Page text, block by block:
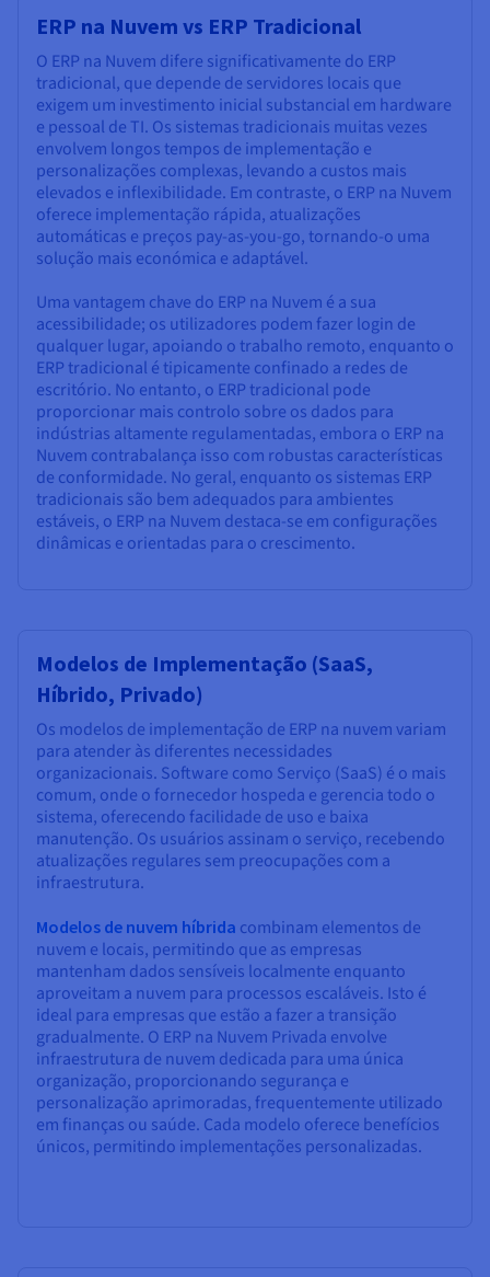
ERP na Nuvem vs ERP Tradicional
O ERP na Nuvem difere significativamente do ERP
tradicional, que depende de servidores locais que
exigem um investimento inicial substancial em hardware
e pessoal de TI. Os sistemas tradicionais muitas vezes
envolvem longos tempos de implementação e
personalizações complexas, levando a custos mais
elevados e inflexibilidade. Em contraste, o ERP na Nuvem
oferece implementação rápida, atualizações
automáticas e preços pay-as-you-go, tornando-o uma
solução mais económica e adaptável.
Uma vantagem chave do ERP na Nuvem é a sua
acessibilidade; os utilizadores podem fazer login de
qualquer lugar, apoiando o trabalho remoto, enquanto o
ERP tradicional é tipicamente confinado a redes de
escritório. No entanto, o ERP tradicional pode
proporcionar mais controlo sobre os dados para
indústrias altamente regulamentadas, embora o ERP na
Nuvem contrabalança isso com robustas características
de conformidade. No geral, enquanto os sistemas ERP
tradicionais são bem adequados para ambientes
estáveis, o ERP na Nuvem destaca-se em configurações
dinâmicas e orientadas para o crescimento.
Modelos de Implementação (SaaS,
Híbrido, Privado)
Os modelos de implementação de ERP na nuvem variam
para atender às diferentes necessidades
organizacionais. Software como Serviço (SaaS) é o mais
comum, onde o fornecedor hospeda e gerencia todo o
sistema, oferecendo facilidade de uso e baixa
manutenção. Os usuários assinam o serviço, recebendo
atualizações regulares sem preocupações com a
infraestrutura.
Modelos de nuvem híbrida combinam elementos de
nuvem e locais, permitindo que as empresas
mantenham dados sensíveis localmente enquanto
aproveitam a nuvem para processos escaláveis. Isto é
ideal para empresas que estão a fazer a transição
gradualmente. O ERP na Nuvem Privada envolve
infraestrutura de nuvem dedicada para uma única
organização, proporcionando segurança e
personalização aprimoradas, frequentemente utilizado
em finanças ou saúde. Cada modelo oferece benefícios
únicos, permitindo implementações personalizadas.